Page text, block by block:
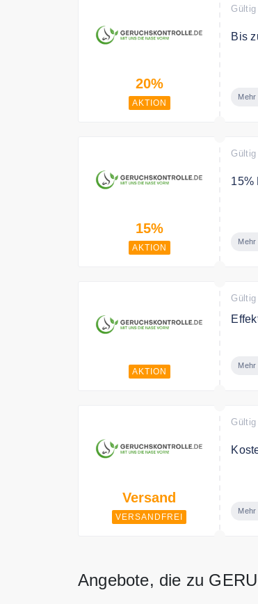
20%
AKTION
Bis
Mehr
15%
AKTION
15%
Mehr
AKTION
Mehr
Versand
VERSANDFREI
Mehr
Angebote, die zu